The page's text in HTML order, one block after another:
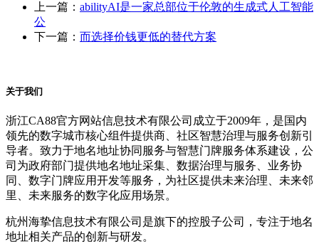
上一篇： abilityAI是一家总部位于伦敦的生成式人工智能
公
下一篇： 而选择价钱更低的替代方案
关于我们
浙江CA88官方网站信息技术有限公司成立于2009年，是国内
领先的数字城市核心组件提供商、社区智慧治理与服务创新引
导者。致力于地名地址协同服务与智慧门牌服务体系建设，公
司为政府部门提供地名地址采集、数据治理与服务、业务协
同、数字门牌应用开发等服务，为社区提供未来治理、未来邻
里、未来服务的数字化应用场景。
杭州海挚信息技术有限公司是旗下的控股子公司，专注于地名
地址相关产品的创新与研发。